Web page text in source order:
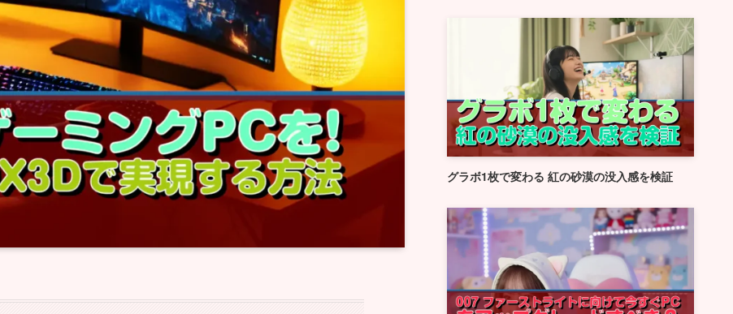
グラボ1枚で変わる 紅の砂漠の没入感を検証